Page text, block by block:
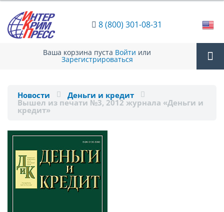
8 (800) 301-08-31
Ваша корзина пуста Войти или
Зарегистрироваться
Новости Деньги и кредит
Вышел из печати №3, 2012 журнала «Деньги и
кредит»